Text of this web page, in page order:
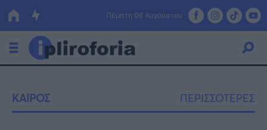
Πέμπτη 06 Αυγούστου
Οικονομία
ΚΑΙΡΟΣ ΠΕΡΙΣΣΟΤΕΡΕΣ